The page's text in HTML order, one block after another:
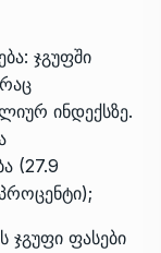
ჯგუფში
ინდექსზე.
(27.9
ფასები